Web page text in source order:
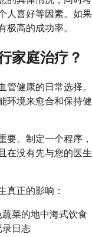
人喜好等因素。如果
极高的成功率。
家庭治疗？
管健康的日常选择。
环境来愈合和保持健
要。制定一个程序，
在没有先与您的医生
真正的影响：
菜的地中海式饮食
录日志